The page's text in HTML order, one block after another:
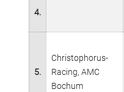
4.
5.
Christophorus-
Racing, AMC
Bochum